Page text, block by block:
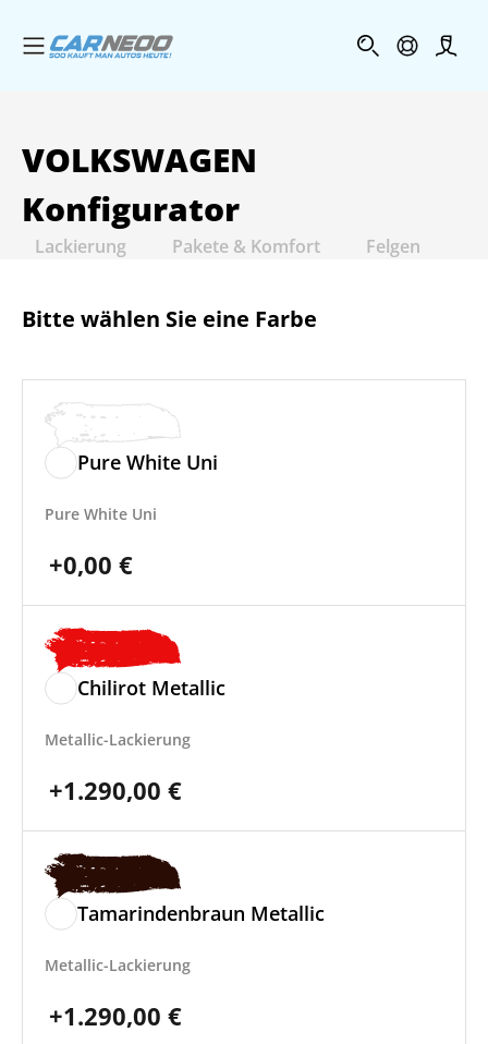
Menü öffnen
VOLKSWAGEN
Konfigurator
Lackierung Pakete & Komfort Felgen
Bitte wählen Sie eine Farbe
Pure White Uni
Pure White Uni
+0,00 €
Chilirot Metallic
Metallic-Lackierung
+1.290,00 €
Tamarindenbraun Metallic
Metallic-Lackierung
+1.290,00 €